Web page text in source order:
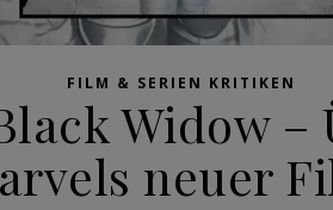
FILM & SERIEN KRITIKEN
Widow –
neuer